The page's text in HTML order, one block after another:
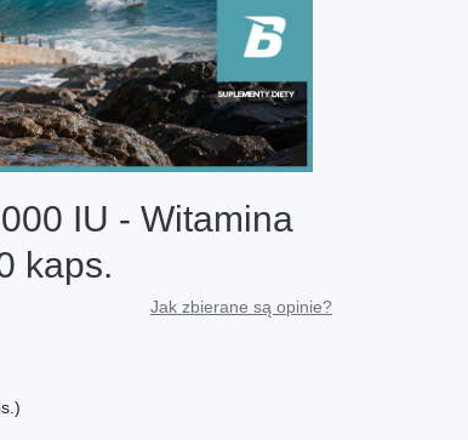
IU - Witamina
kaps.
Jak zbierane są opinie?